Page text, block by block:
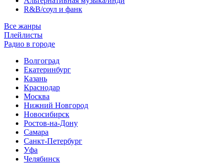
R&B/cоул и фанк
Все жанры
Плейлисты
Радио в городе
Волгоград
Екатеринбург
Казань
Краснодар
Москва
Нижний Новгород
Новосибирск
Ростов-на-Дону
Самара
Санкт-Петербург
Уфа
Челябинск